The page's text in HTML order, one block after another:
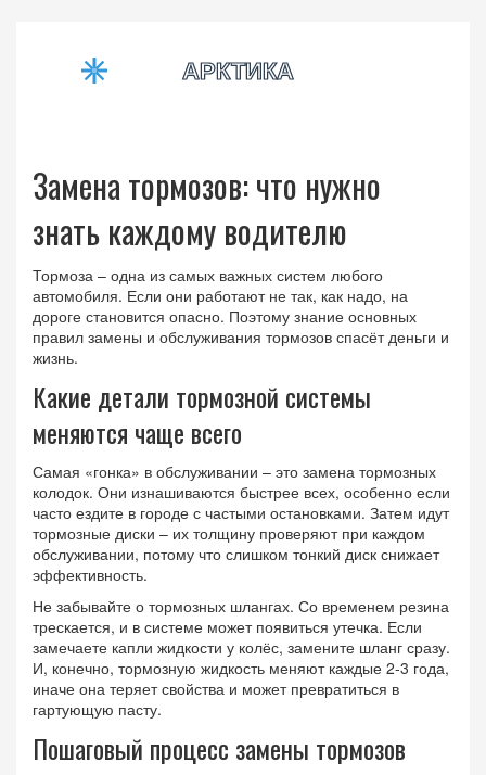
Замена тормозов: что нужно
знать каждому водителю
Тормоза – одна из самых важных систем любого
автомобиля. Если они работают не так, как надо, на
дороге становится опасно. Поэтому знание основных
правил замены и обслуживания тормозов спасёт деньги и
жизнь.
Какие детали тормозной системы
меняются чаще всего
Самая «гонка» в обслуживании – это замена тормозных
колодок. Они изнашиваются быстрее всех, особенно если
часто ездите в городе с частыми остановками. Затем идут
тормозные диски – их толщину проверяют при каждом
обслуживании, потому что слишком тонкий диск снижает
эффективность.
Не забывайте о тормозных шлангах. Со временем резина
трескается, и в системе может появиться утечка. Если
замечаете капли жидкости у колёс, замените шланг сразу.
И, конечно, тормозную жидкость меняют каждые 2‑3 года,
иначе она теряет свойства и может превратиться в
гартующую пасту.
Пошаговый процесс замены тормозов